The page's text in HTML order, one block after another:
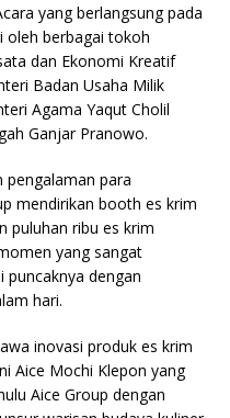
yang berlangsung pada
oleh berbagai tokoh
dan Ekonomi Kreatif
Badan Usaha Milik
Agama Yaqut Cholil
Ganjar Pranowo.
pengalaman para
mendirikan booth es krim
puluhan ribu es krim
yang sangat
puncaknya dengan
hari.
inovasi produk es krim
Aice Mochi Klepon yang
Aice Group dengan